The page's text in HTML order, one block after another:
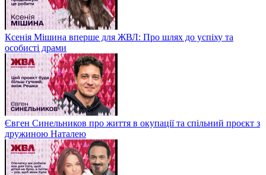
Ксенія Мішина вперше для ЖВЛ: Про шлях до успіху та
особисті драми
Євген Синельников про життя в окупації та спільний проєкт з
дружиною Наталею